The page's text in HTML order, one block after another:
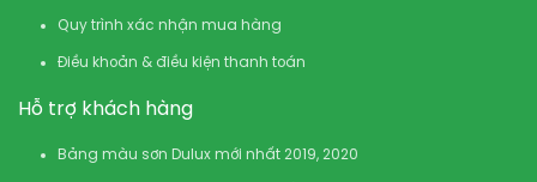
Quy trình xác nhận mua hàng
Điều khoản & điều kiện thanh toán
Hỗ trợ khách hàng
Bảng màu sơn Dulux mới nhất 2019, 2020